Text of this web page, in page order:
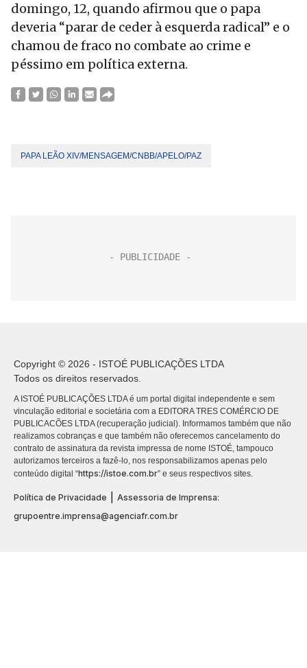
domingo, 12, quando afirmou que o papa
deveria “parar de ceder à esquerda radical” e o
chamou de fraco no combate ao crime e
péssimo em política externa.
PAPA LEÃO XIV/MENSAGEM/CNBB/APELO/PAZ
Copyright © 2026 - ISTOÉ PUBLICAÇÕES LTDA
Todos os direitos reservados.
A ISTOÉ PUBLICAÇÕES LTDA é um portal digital independente e sem
vinculação editorial e societária com a EDITORA TRES COMÉRCIO DE
PUBLICACÕES LTDA (recuperação judicial). Informamos também que não
realizamos cobranças e que também não oferecemos cancelamento do
contrato de assinatura da revista impressa de nome ISTOÉ, tampouco
autorizamos terceiros a fazê-lo, nos responsabilizamos apenas pelo
conteúdo digital “https://istoe.com.br” e seus respectivos sites.
Política de Privacidade
Assessoria de Imprensa:
grupoentre.imprensa@agenciafr.com.br